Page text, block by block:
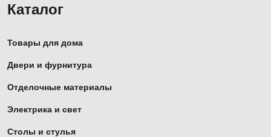
Каталог
Товары для дома
Двери и фурнитура
Отделочные материалы
Электрика и свет
Столы и стулья